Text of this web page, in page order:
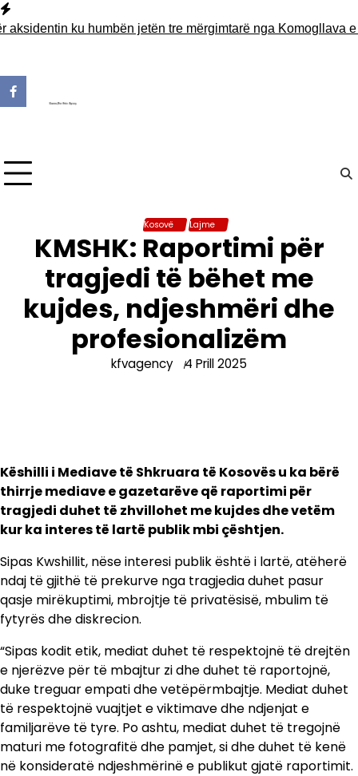
Skip
to
ku humbën jetën tre mërgimtarë nga Komogllava e
Kosovë Lajme
KMSHK: Raportimi për
tragjedi të bëhet me
kujdes, ndjeshmëri dhe
profesionalizëm
kfvagency 4 Prill 2025
Këshilli i Mediave të Shkruara të Kosovës u ka bërë
thirrje mediave e gazetarëve që raportimi për
tragjedi duhet të zhvillohet me kujdes dhe vetëm
kur ka interes të lartë publik mbi çështjen.
Sipas Kwshillit, nëse interesi publik është i lartë, atëherë
ndaj të gjithë të prekurve nga tragjedia duhet pasur
qasje mirëkuptimi, mbrojtje të privatësisë, mbulim të
fytyrës dhe diskrecion.
“Sipas kodit etik, mediat duhet të respektojnë të drejtën
e njerëzve për të mbajtur zi dhe duhet të raportojnë,
duke treguar empati dhe vetëpërmbajtje. Mediat duhet
të respektojnë vuajtjet e viktimave dhe ndjenjat e
familjarëve të tyre. Po ashtu, mediat duhet të tregojnë
maturi me fotografitë dhe pamjet, si dhe duhet të kenë
në konsideratë ndjeshmërinë e publikut gjatë raportimit.